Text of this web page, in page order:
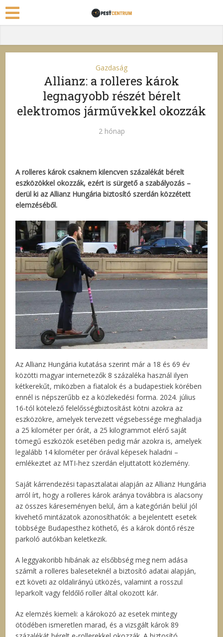
Gazdaság
Allianz: a rolleres károk
legnagyobb részét bérelt
elektromos járművekkel okozzák
2 hónap
A rolleres károk csaknem kilencven százalékát bérelt
eszközökkel okozzák, ezért is sürgető a szabályozás –
derül ki az Allianz Hungária biztosító szerdán közzétett
elemzéséből.
Az Allianz Hungária kutatása szerint már a 18 és 69 év
közötti magyar internetezők 8 százaléka használ ilyen
kétkerekűt, miközben a fiatalok és a budapestiek körében
ennél is népszerűbb ez a közlekedési forma. 2024. július
16-tól kötelező felelősségbiztosítást kötni azokra az
eszközökre, amelyek tervezett végsebessége meghaladja
a 25 kilométer per órát, a 25 kilogrammot elérő saját
tömegű eszközök esetében pedig már azokra is, amelyek
legalább 14 kilométer per órával képesek haladni –
emlékeztet az MTI-hez szerdán eljuttatott közlemény.
Saját kárrendezési tapasztalatai alapján az Allianz Hungária
arról írt, hogy a rolleres károk aránya továbbra is alacsony
az összes káreseményen belül, ám a kategórián belül jól
kivehető mintázatok azonosíthatók: a bejelentett esetek
többsége Budapesthez köthető, és a károk döntő része
parkoló autókban keletkezik.
A leggyakoribb hibának az elsőbbség meg nem adása
számít a rolleres baleseteknél a biztosító adatai alapján,
ezt követi az oldalirányú ütközés, valamint a rosszul
leparkolt vagy feldőlő roller által okozott kár.
Az elemzés kiemeli: a károkozó az esetek mintegy
ötödében ismeretlen marad, és a vizsgált károk 89